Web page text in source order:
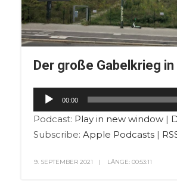
Der große Gabelkrieg in
Audio-
Player
00:00
Podcast: Play in new window|
Subscribe: Apple Podcasts|
9. SEPTEMBER 2021 LÄNGE: 00:53:11